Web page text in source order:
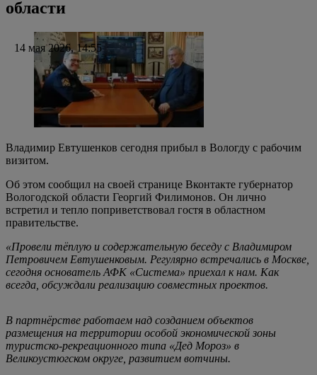
области
14 мая 2026, 14:55
Владимир Евтушенков сегодня прибыл в Вологду с рабочим
визитом.
Об этом сообщил на своей странице Вконтакте губернатор
Вологодской области Георгий Филимонов. Он лично
встретил и тепло поприветствовал гостя в областном
правительстве.
«Провели тёплую и содержательную беседу с Владимиром
Петровичем Евтушенковым. Регулярно встречались в Москве,
сегодня основатель АФК «Система» приехал к нам. Как
всегда, обсуждали реализацию совместных проектов.
В партнёрстве работаем над созданием объектов
размещения на территории особой экономической зоны
туристско-рекреационного типа «Дед Мороз» в
Великоустюгском округе, развитием вотчины.